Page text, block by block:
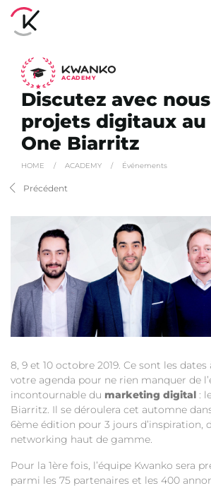
ACADEMY
Discutez avec
projets digitaux au
One Biarritz
HOME / ACADEMY / Événements
Précédent
8, 9 et 10 octobre 2019. Ce sont les dates
votre agenda pour ne rien manquer de
incontournable du marketing digital :
Biarritz. Il se déroulera cet automne
6ème édition pour 3 jours d’inspiration,
networking haut de gamme.
Pour la 1ère fois, l’équipe Kwanko sera
parmi les 75 partenaires et les 400